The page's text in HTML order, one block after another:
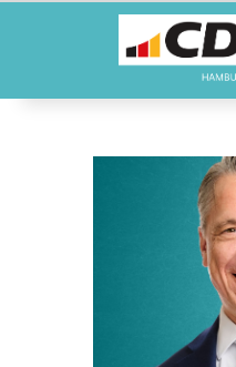
MOIN!
AKTUELLES
KONTAKT
MITGLIED